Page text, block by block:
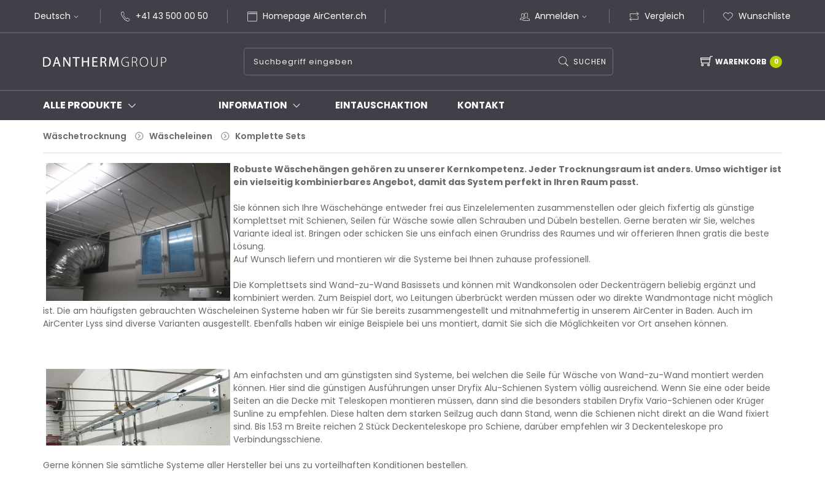
Deutsch +41 43 500 00 50 Homepage AirCenter.ch Anmelden Vergleich Wunschliste
SUCHEN WARENKORB 0
ALLE PRODUKTE INFORMATION EINTAUSCHAKTION KONTAKT
Wäschetrocknung Wäscheleinen Komplette Sets
Robuste Wäschehängen gehören zu unserer Kernkompetenz. Jeder Trocknungsraum ist anders. Umso wichtiger ist
ein vielseitig kombinierbares Angebot, damit das System perfekt in Ihren Raum passt.
Sie können sich Ihre Wäschehänge entweder frei aus Einzelelementen zusammenstellen oder gleich fixfertig als günstige
Komplettset mit Schienen, Seilen für Wäsche sowie allen Schrauben und Dübeln bestellen. Gerne beraten wir Sie, welches
Variante ideal ist. Bringen oder schicken Sie uns einfach einen Grundriss des Raumes und wir offerieren Ihnen gratis die beste
Lösung.
Auf Wunsch liefern und montieren wir die Systeme bei Ihnen zuhause professionell.
Die Komplettsets sind Wand-zu-Wand Basissets und können mit Wandkonsolen oder Deckenträgern beliebig ergänzt und
kombiniert werden. Zum Beispiel dort, wo Leitungen überbrückt werden müssen oder wo direkte Wandmontage nicht möglich
ist. Die am häufigsten gebrauchten Wäscheleinen Systeme haben wir für Sie bereits zusammengestellt und mitnahmefertig in unserem AirCenter in Baden. Auch im
AirCenter Lyss sind diverse Varianten ausgestellt. Ebenfalls haben wir einige Beispiele bei uns montiert, damit Sie sich die Möglichkeiten vor Ort ansehen können.
Am einfachsten und am günstigsten sind Systeme, bei welchen die Seile für Wäsche von Wand-zu-Wand montiert werden
können. Hier sind die günstigen Ausführungen unser Dryfix Alu-Schienen System völlig ausreichend. Wenn Sie eine oder beide
Seiten an die Decke mit Teleskopen montieren müssen, dann sind die besonders stabilen Dryfix Vario-Schienen oder Krüger
Sunline zu empfehlen. Diese halten dem starken Seilzug auch dann Stand, wenn die Schienen nicht direkt an die Wand fixiert
sind. Bis 1.53 m Breite reichen 2 Stück Deckenteleskope pro Schiene, darüber empfehlen wir 3 Deckenteleskope pro
Verbindungsschiene.
Gerne können Sie sämtliche Systeme aller Hersteller bei uns zu vorteilhaften Konditionen bestellen.